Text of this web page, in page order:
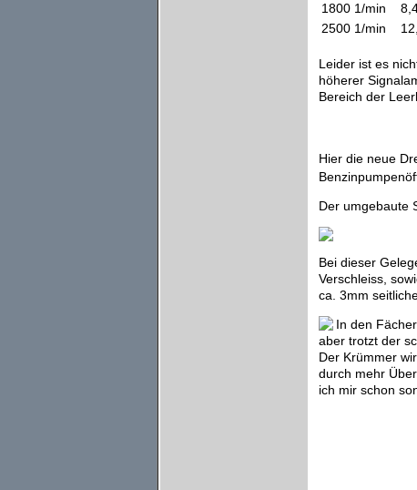
1800 1/min
2500 1/min
Leider ist es
höherer
Bereich der
Hier die neue
Der umgebaute
Bei dieser
Verschleiss,
ca. 3mm
In den
aber trotzt der
Der Krümmer
durch mehr
ich mir schon